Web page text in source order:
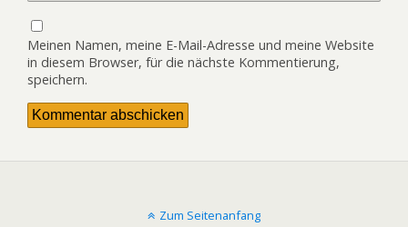
Meinen Namen, meine E-Mail-Adresse und meine Website
in diesem Browser, für die nächste Kommentierung,
speichern.
Zum Seitenanfang